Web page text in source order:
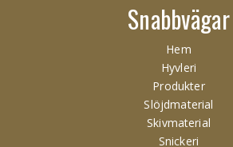
Snabbvägar
Hem
Hyvleri
Produkter
Slöjdmaterial
Skivmaterial
Snickeri